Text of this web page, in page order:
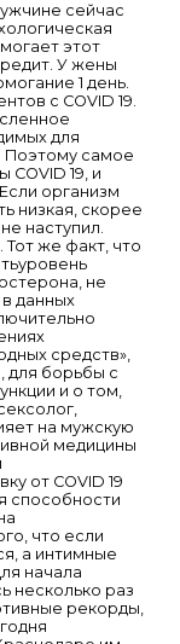
сейчас
этот
У жены
1 день.
с COVID 19.
для
Поэтому самое
19, и
организм
низкая, скорее
наступил.
же факт, что
не
данных
средств»,
для борьбы с
и о том,
на мужскую
медицины
от COVID 19
способности
что если
а интимные
начала
несколько раз
рекорды,